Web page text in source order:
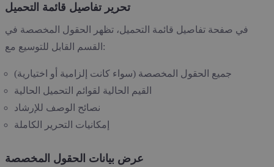
تحرير تفاصيل قائمة التحميل
في صفحة تفاصيل قائمة التحميل، تظهر الحقول المخصصة في
القسم القابل للتوسيع مع:
جميع الحقول المخصصة (سواء كانت إلزامية أو اختيارية)
القيم الحالية لقوائم التحميل الحالية
نصائح الوصف للإرشاد
إمكانيات التحرير الكاملة
عرض بيانات الحقول المخصصة